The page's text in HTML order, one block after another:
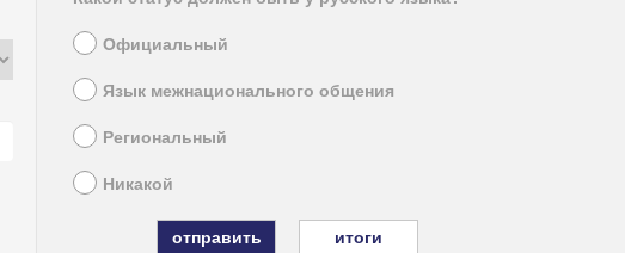
Официальный
Язык межнационального общения
Региональный
Никакой
итоги